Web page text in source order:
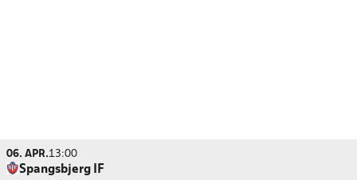
06. APR.13:00
Spangsbjerg IF